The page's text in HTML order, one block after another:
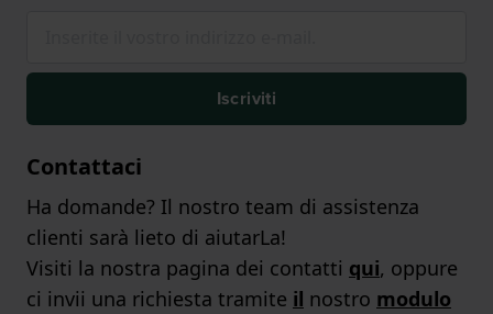
Iscriviti
Contattaci
Ha domande? Il nostro team di assistenza
clienti sarà lieto di aiutarLa!
Visiti la nostra pagina dei contatti qui, oppure
ci invii una richiesta tramite il nostro modulo